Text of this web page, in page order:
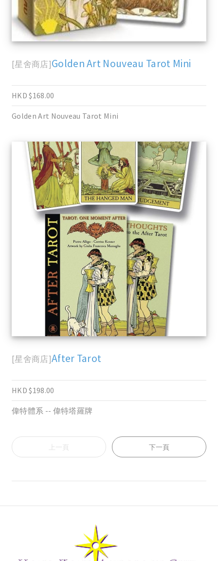
[星舍商店]Golden Art Nouveau Tarot Mini
HKD $168.00
Golden Art Nouveau Tarot Mini
[星舍商店]After Tarot
HKD $198.00
偉特體系 -- 偉特塔羅牌
上一頁 下一頁